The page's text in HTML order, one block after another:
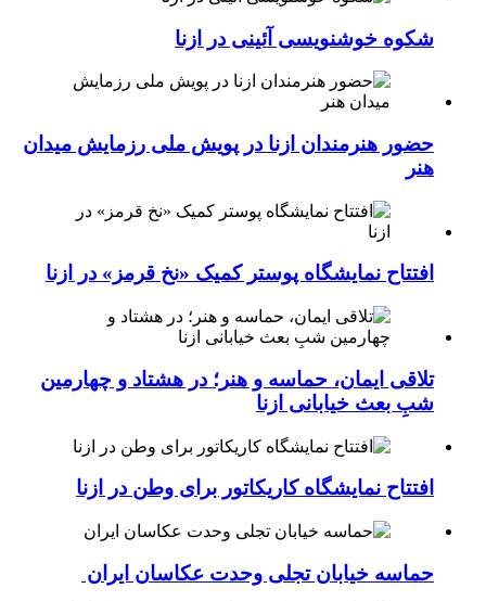
شکوه خوشنویسی آئینی در ازنا
حضور هنرمندان ازنا در پویش ملی رزمایش میدان
هنر
افتتاح نمایشگاه پوستر کمیک «نخ قرمز» در ازنا
تلاقی ایمان، حماسه و هنر؛ در هشتاد و چهارمین
شبِ بعث خیابانی ازنا
افتتاح نمایشگاه کاریکاتور برای وطن در ازنا
حماسه خیابان تجلی وحدت عکاسان ایران